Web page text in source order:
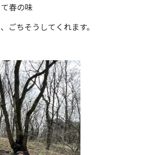
春の味
ごちそうしてくれます。